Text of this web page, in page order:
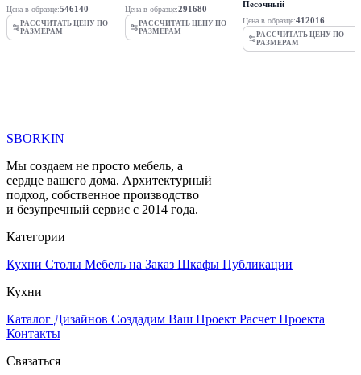
Цена в образце:546140
РАССЧИТАТЬ ЦЕНУ ПО
РАЗМЕРАМ
Цена в образце:291680
РАССЧИТАТЬ ЦЕНУ ПО
РАЗМЕРАМ
Песочный
Цена в образце:412016
РАССЧИТАТЬ ЦЕНУ ПО
РАЗМЕРАМ
SBORKIN
Мы создаем не просто мебель, а
сердце вашего дома. Архитектурный
подход, собственное производство
и безупречный сервис с 2014 года.
Категории
Кухни Столы Мебель на Заказ Шкафы Публикации
Кухни
Каталог Дизайнов Создадим Ваш Проект Расчет Проекта
Контакты
Связаться